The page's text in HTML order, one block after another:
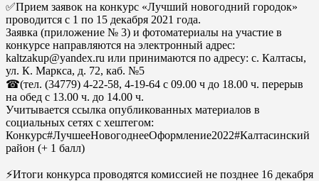
✅Прием заявок на конкурс «Лучший новогодний городок»
проводится с 1 по 15 декабря 2021 года.
Заявка (приложение № 3) и фотоматериалы на участие в
конкурсе направляются на электронный адрес:
kaltzakup@yandex.ru или принимаются по адресу: с. Калтасы,
ул. К. Маркса, д. 72, каб. №5
☎(тел. (34779) 4-22-58, 4-19-64 с 09.00 ч до 18.00 ч. перерыв
на обед с 13.00 ч. до 14.00 ч.
Учитывается ссылка опубликованных материалов в
социальных сетях с хештегом:
Конкурс#ЛучшееНовогоднееОформление2022#Калтасинский
район (+ 1 балл)
⚡Итоги конкурса проводятся комиссией не позднее 16 декабря